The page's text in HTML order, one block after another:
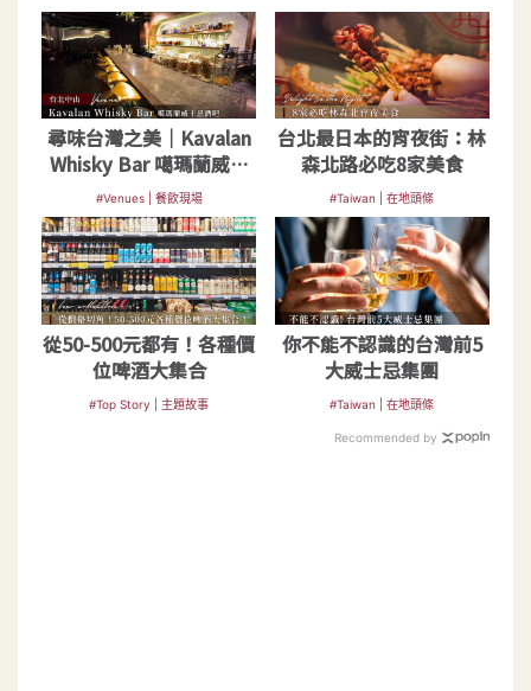
尋味台灣之美｜Kavalan
Whisky Bar 噶瑪蘭威士
忌酒吧
#Venues | 餐飲現場
台北最日本的宵夜街：林
森北路必吃8家美食
#Taiwan | 在地頭條
從50-500元都有！各種價
位啤酒大集合
#Top Story | 主題故事
你不能不認識的台灣前5
大威士忌集團
#Taiwan | 在地頭條
Recommended by